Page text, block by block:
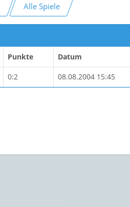
Alle Spiele
Punkte Datum
0:2 08.08.2004 15:45